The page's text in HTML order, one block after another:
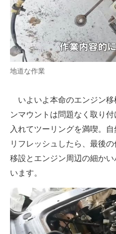
地道な作業
いよいよ本命のエンジン移
ンマウントは問題なく取り
入れてツーリングを満喫。
リフレッシュしたら、最後
移設とエンジン周辺の細か
います。